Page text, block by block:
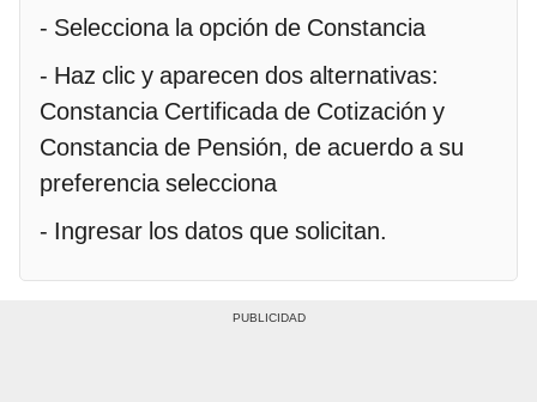
- Selecciona la opción de Constancia
- Haz clic y aparecen dos alternativas:
Constancia Certificada de Cotización y
Constancia de Pensión, de acuerdo a su
preferencia selecciona
- Ingresar los datos que solicitan.